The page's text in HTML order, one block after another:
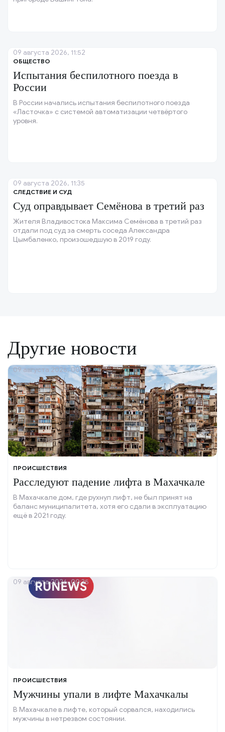
ОБЩЕСТВО
Испытания беспилотного поезда в
России
В России начались испытания беспилотного поезда
«Ласточка» с системой автоматизации четвёртого
уровня.
09 августа 2026, 11:52
СЛЕДСТВИЕ И СУД
Суд оправдывает Семёнова в третий раз
Жителя Владивостока Максима Семёнова в третий раз
отдали под суд за смерть соседа Александра
Цымбаленко, произошедшую в 2019 году.
09 августа 2026, 11:35
Другие новости
ПРОИСШЕСТВИЯ
Расследуют падение лифта в Махачкале
В Махачкале дом, где рухнул лифт, не был принят на
баланс муниципалитета, хотя его сдали в эксплуатацию
ещё в 2021 году.
09 августа 2026, 00:35
ПРОИСШЕСТВИЯ
Мужчины упали в лифте Махачкалы
В Махачкале в лифте, который сорвался, находились
мужчины в нетрезвом состоянии.
09 августа 2026, 00:35